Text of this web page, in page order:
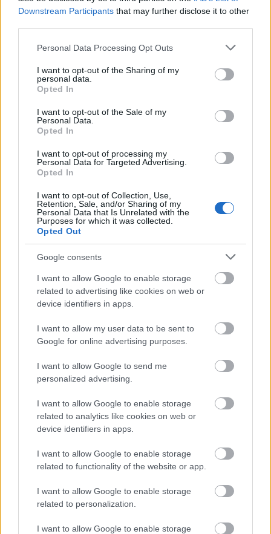
Downstream Participants that may further disclose it to other
Please note that this website/app uses one or more Google
not limited to your visit or usage behaviour. You may click to
grant or deny consent to Google and its third-party tags to
use your data for below specified purposes in below Google
consent section.
Personal Data Processing Opt Outs
I want to opt-out of the Sharing of my
personal data.
Opted In
I want to opt-out of the Sale of my
Personal Data.
Opted In
I want to opt-out of processing my
Personal Data for Targeted Advertising.
Opted In
I want to opt-out of Collection, Use,
Retention, Sale, and/or Sharing of my
Personal Data that Is Unrelated with the
Purposes for which it was collected.
Opted Out
Google consents
I want to allow Google to enable storage
related to advertising like cookies on web or
device identifiers in apps.
I want to allow my user data to be sent to
Google for online advertising purposes.
I want to allow Google to send me
personalized advertising.
I want to allow Google to enable storage
related to analytics like cookies on web or
device identifiers in apps.
I want to allow Google to enable storage
related to functionality of the website or app.
I want to allow Google to enable storage
related to personalization.
I want to allow Google to enable storage
Trump belső köreiben is pánikolnak a
fegyverhiány miatt
Digitális nyugta: kiadta az első hardveralapú
e-pénztárgép engedélyét a NAV
Friss ábrán az EU legerősebb és
leggyorsabban növekvő gazdaságai: több
mint 10 billió eurót termelnek
HÍREK 5 órája
NÉPSZERŰ